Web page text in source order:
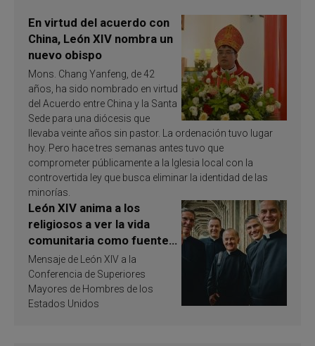
En virtud del acuerdo con
China, León XIV nombra un
nuevo obispo
Mons. Chang Yanfeng, de 42
años, ha sido nombrado en virtud
del Acuerdo entre China y la Santa
Sede para una diócesis que
llevaba veinte años sin pastor. La ordenación tuvo lugar
hoy. Pero hace tres semanas antes tuvo que
comprometer públicamente a la Iglesia local con la
controvertida ley que busca eliminar la identidad de las
minorías.
León XIV anima a los
religiosos a ver la vida
comunitaria como fuente
de inspiración y
santificación
Mensaje de León XIV a la
Conferencia de Superiores
Mayores de Hombres de los
Estados Unidos